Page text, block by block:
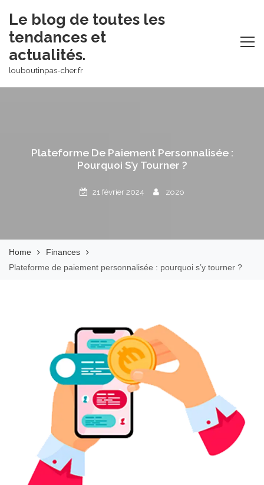
content
Le blog de toutes les
tendances et
actualités.
louboutinpas-cher.fr
Plateforme De Paiement Personnalisée :
Pourquoi S’y Tourner ?
21 février 2024 zozo
Home
Finances
Plateforme de paiement personnalisée : pourquoi s’y tourner ?